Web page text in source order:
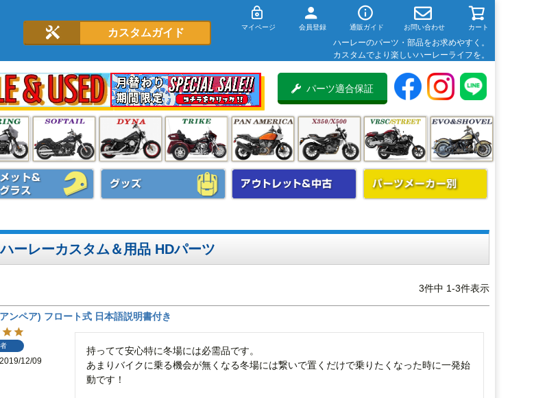
カスタムガイド マイページ 会員登録 通販ガイド お問い合わせ カート
ハーレーのパーツ・部品をお求めやすく。
カスタムでより楽しいハーレーライフを。
パーツ適合保証
ーレーカスタム＆用品 HDパーツ
3件中 1-3件表示
ンペア) フロート式 日本語説明書付き
2019/12/09
持ってて安心特に冬場には必需品です。
あまりバイクに乗る機会が無くなる冬場には繋いで置くだけで乗りたくなった時に一発始
動です！